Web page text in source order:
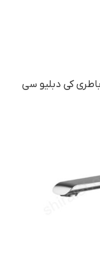
کی دبلیو سی